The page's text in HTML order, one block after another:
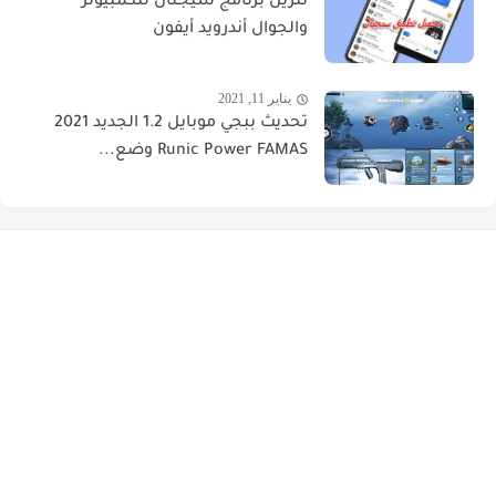
والجوال أندرويد أيفون
يناير 11, 2021
تحديث ببجي موبايل 1.2 الجديد 2021
Runic Power FAMAS وضع...